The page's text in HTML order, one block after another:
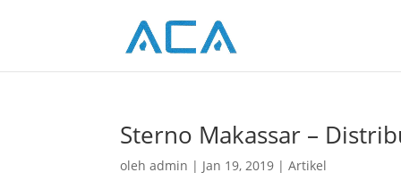
Sterno Makassar –
olehadmin | Jan 19, 2019 |Artikel